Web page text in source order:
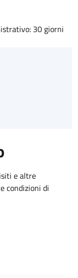
30 giorni
e altre
condizioni di